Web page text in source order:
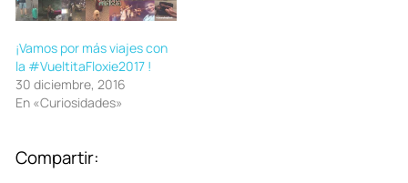
¡Vamos por más viajes con
la #VueltitaFloxie2017 !
30 diciembre, 2016
En «Curiosidades»
Compartir: